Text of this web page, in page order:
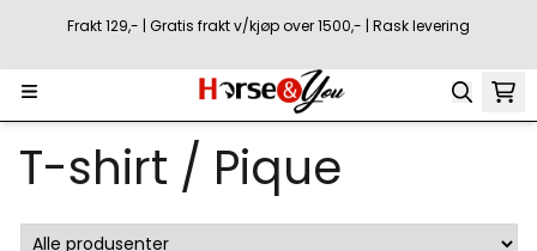
Hopp til innhold
Frakt 129,- | Gratis frakt v/kjøp over 1500,- | Rask levering
T-shirt / Pique